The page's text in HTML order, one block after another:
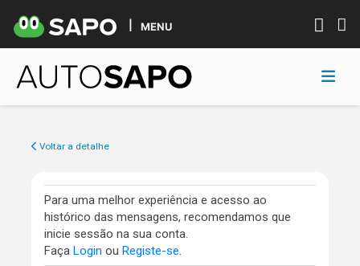
MENU
Voltar a detalhe
Para uma melhor experiência e acesso ao
histórico das mensagens, recomendamos que
inicie sessão na sua conta.
Faça Login ou Registe-se.